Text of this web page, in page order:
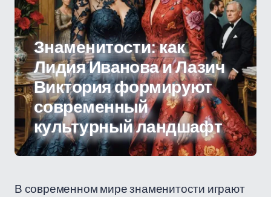
Знаменитости: как
Лидия Иванова и Лазич
Виктория формируют
современный
культурный ландшафт
В современном мире знаменитости играют